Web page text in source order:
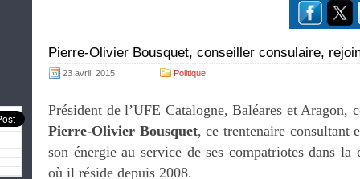
Pierre-Olivier Bousquet, conseiller consulaire,
23 avril, 2015 Politique
Président de l’UFE Catalogne, Baléares et Aragon,
Pierre-Olivier Bousquet, ce trentenaire consultant
son énergie au service de ses compatriotes dans
où il réside depuis 2008.